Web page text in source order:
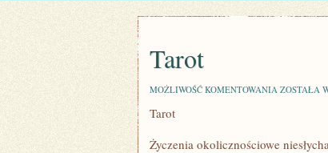
Tarot
MOŻLIWOŚĆ KOMENTOWANIA TAROT
ZOSTAŁA
Tarot
Życzenia okolicznościowe